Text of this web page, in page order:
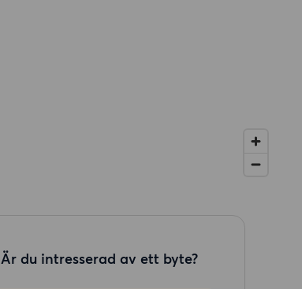
Är du intresserad av ett byte?